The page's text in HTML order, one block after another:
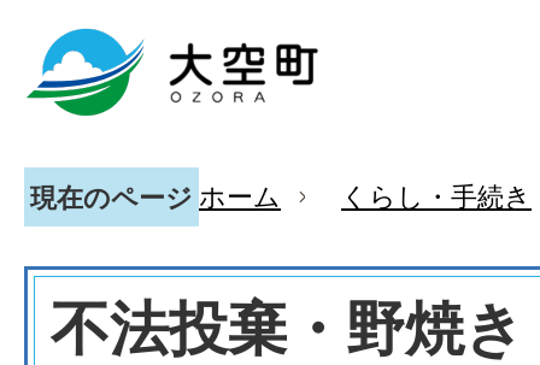
現在のページ ホーム くらし・手続き
不法投棄・野焼